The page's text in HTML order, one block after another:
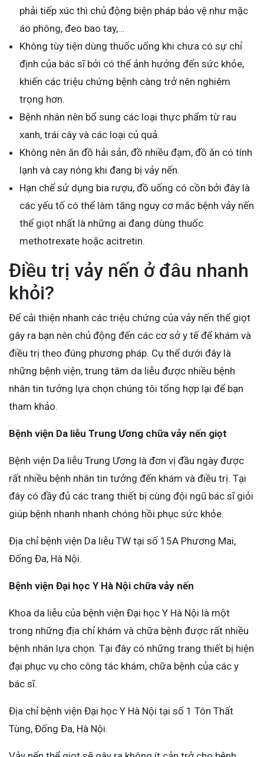
phải tiếp xúc thì chủ động biện pháp bảo vệ như mặc
áo phông, đeo bao tay,…
Không tùy tiện dùng thuốc uống khi chưa có sự chỉ
định của bác sĩ bởi có thể ảnh hưởng đến sức khỏe,
khiến các triệu chứng bệnh càng trở nên nghiêm
trọng hơn.
Bệnh nhân nên bổ sung các loại thực phẩm từ rau
xanh, trái cây và các loại củ quả.
Không nên ăn đồ hải sản, đồ nhiều đạm, đồ ăn có tính
lạnh và cay nóng khi đang bị vảy nến.
Hạn chế sử dụng bia rượu, đồ uống có cồn bởi đây là
các yếu tố có thể làm tăng nguy cơ mắc bệnh vảy nến
thể giọt nhất là những ai đang dùng thuốc
methotrexate hoặc acitretin.
Điều trị vảy nến ở đâu nhanh
khỏi?
Để cải thiện nhanh các triệu chứng của vảy nến thể giọt
gây ra bạn nên chủ động đến các cơ sở y tế để khám và
điều trị theo đúng phương pháp. Cụ thể dưới đây là
những bệnh viện, trung tâm da liễu được nhiều bệnh
nhân tin tưởng lựa chọn chúng tôi tổng hợp lại để bạn
tham khảo.
Bệnh viện Da liễu Trung Ương chữa vảy nến giọt
Bệnh viện Da liễu Trung Ương là đơn vị đầu ngày được
rất nhiều bệnh nhân tin tưởng đến khám và điều trị. Tại
đây có đầy đủ các trang thiết bị cùng đội ngũ bác sĩ giỏi
giúp bệnh nhanh nhanh chóng hồi phục sức khỏe.
Địa chỉ bệnh viện Da liễu TW tại số 15A Phương Mai,
Đống Đa, Hà Nội.
Bệnh viện Đại học Y Hà Nội chữa vảy nến
Khoa da liễu của bệnh viện Đại học Y Hà Nội là một
trong những địa chỉ khám và chữa bệnh được rất nhiều
bệnh nhân lựa chọn. Tại đây có những trang thiết bị hiện
đại phục vụ cho công tác khám, chữa bệnh của các y
bác sĩ.
Địa chỉ bệnh viện Đại học Y Hà Nội tại số 1 Tôn Thất
Tùng, Đống Đa, Hà Nội.